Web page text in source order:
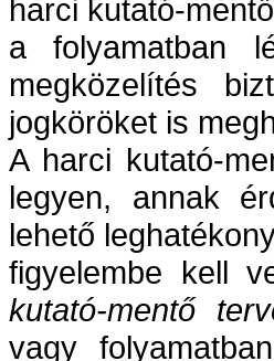
harci kutató-
a folyamatban
megközelítés
jogköröket is
A harci kutató-
legyen, annak
lehető
figyelembe kell
kutató-mentő
vagy